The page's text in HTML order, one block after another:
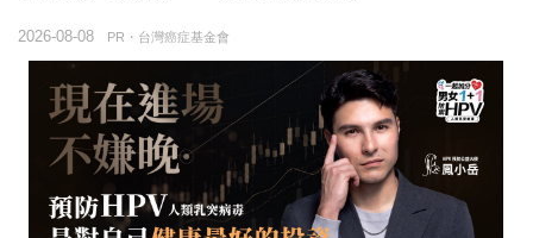
PR・台灣癌症基金會
2026-08-08